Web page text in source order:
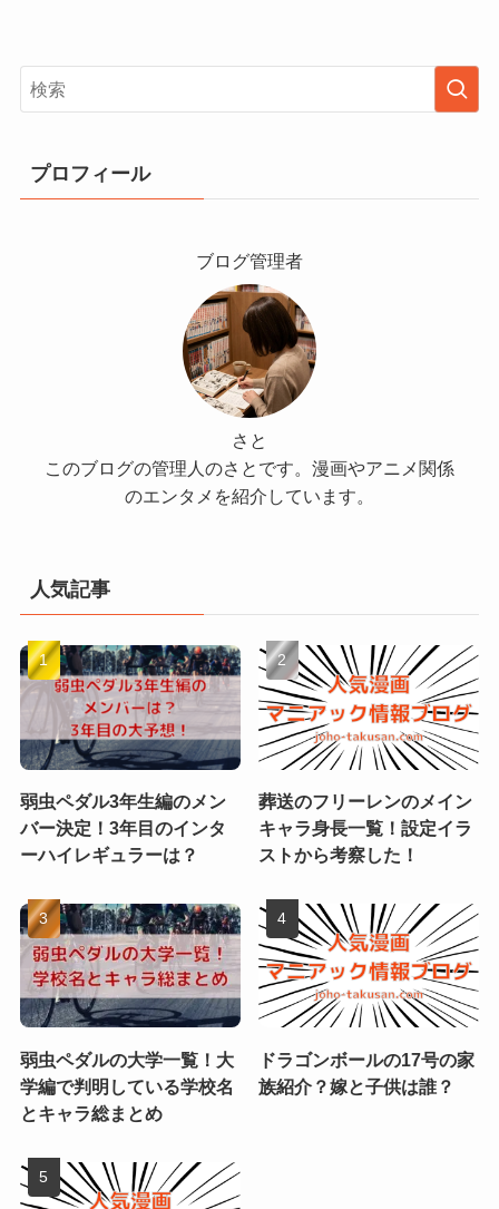
プロフィール
ブログ管理者
さと
このブログの管理人のさとです。漫画やアニメ関係
のエンタメを紹介しています。
人気記事
弱虫ペダル3年生編のメン
バー決定！3年目のインタ
ーハイレギュラーは？
葬送のフリーレンのメイン
キャラ身長一覧！設定イラ
ストから考察した！
弱虫ペダルの大学一覧！大
学編で判明している学校名
とキャラ総まとめ
ドラゴンボールの17号の家
族紹介？嫁と子供は誰？